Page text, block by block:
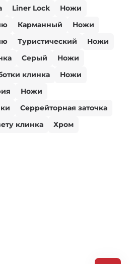
Liner Lock
Ножи
Карманный
Ножи
Туристический
Ножи
Серый
Ножи
клинка
Ножи
Ножи
Серрейторная заточка
клинка Хром